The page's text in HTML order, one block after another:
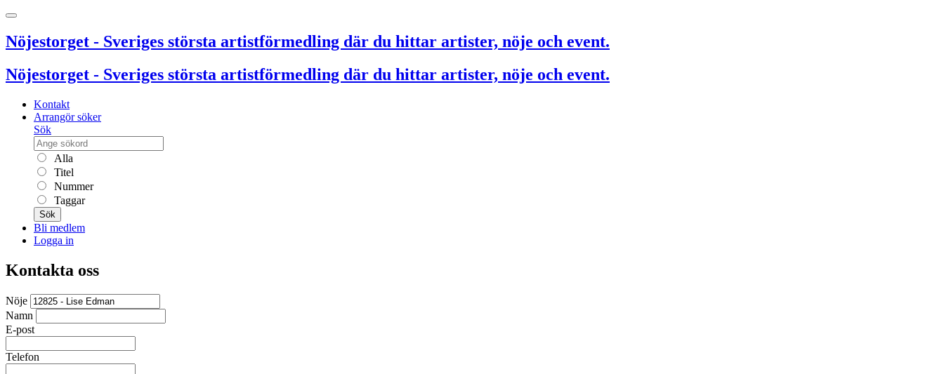
Nöjestorget - Sveriges största artistförmedling där du hittar artister, nöje och event.
Nöjestorget - Sveriges största artistförmedling där du hittar artister, nöje och event.
Kontakt
Arrangör söker
Sök
Alla
Titel
Nummer
Taggar
Sök
Bli medlem
Logga in
Kontakta oss
Nöje
Namn
E-post
Telefon